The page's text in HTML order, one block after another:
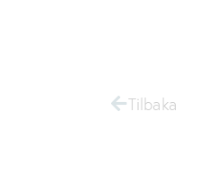
Tilbaka